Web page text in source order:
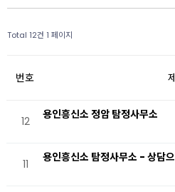
Total 12건 1 페이지
번호
12
용인흥신소 정암 탐정사무소
11
용인흥신소 탐정사무소 - 상담